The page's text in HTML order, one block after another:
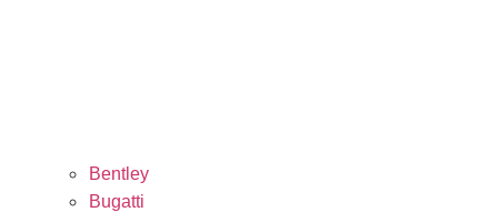
Bentley
Bugatti